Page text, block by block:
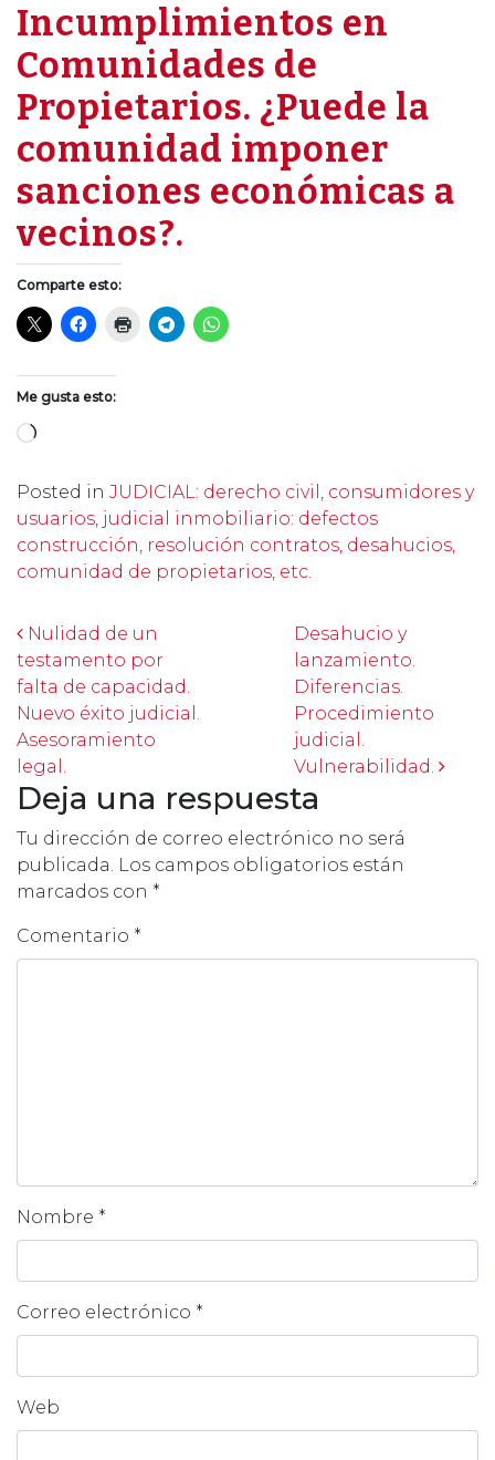
Incumplimientos en
Comunidades de
Propietarios. ¿Puede la
comunidad imponer
sanciones económicas a
vecinos?.
Comparte esto:
Me gusta esto:
Cargando...
Posted in JUDICIAL: derecho civil, consumidores y
usuarios, judicial inmobiliario: defectos
construcción, resolución contratos, desahucios,
comunidad de propietarios, etc.
Post navigation
Nulidad de un
testamento por
falta de capacidad.
Nuevo éxito judicial.
Asesoramiento
legal.
Desahucio y
lanzamiento.
Diferencias.
Procedimiento
judicial.
Vulnerabilidad.
Deja una respuesta
Tu dirección de correo electrónico no será
publicada. Los campos obligatorios están
marcados con *
Comentario *
Nombre *
Correo electrónico *
Web